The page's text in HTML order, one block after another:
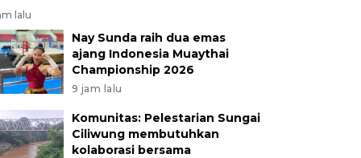
lalu
Nay Sunda raih dua emas
ajang Indonesia Muaythai
Championship 2026
9 jam lalu
Komunitas: Pelestarian Sungai
Ciliwung membutuhkan
kolaborasi bersama